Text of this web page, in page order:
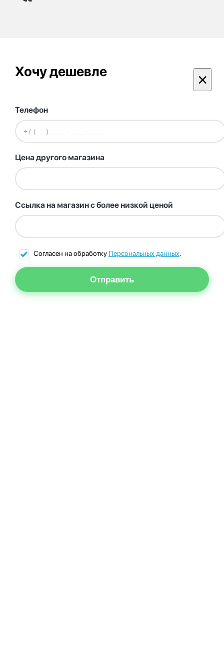
Хочу дешевле ×
Телефон
Цена другого магазина
Ссылка на магазин с более низкой ценой
Согласен на обработку Персональных данных.
Отправить